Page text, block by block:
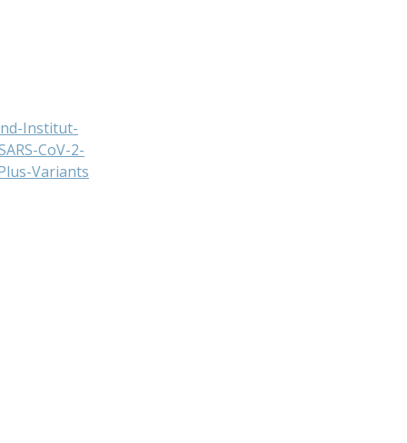
Institut-
CoV-2-
Variants